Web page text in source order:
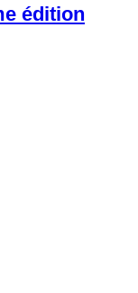
édition